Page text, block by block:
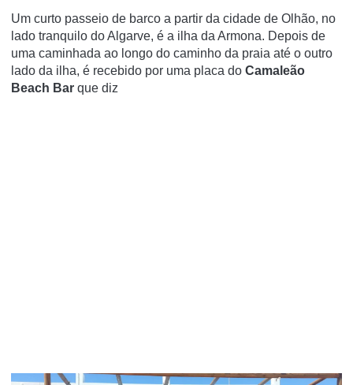
Um curto passeio de barco a partir da cidade de Olhão, no
lado tranquilo do Algarve, é a ilha da Armona. Depois de
uma caminhada ao longo do caminho da praia até o outro
lado da ilha, é recebido por uma placa do Camaleão
Beach Bar que diz